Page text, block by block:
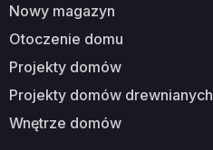
nowy magazyn
otoczenie domu
projekty domów
projekty domów drewnianych
wnętrze domów